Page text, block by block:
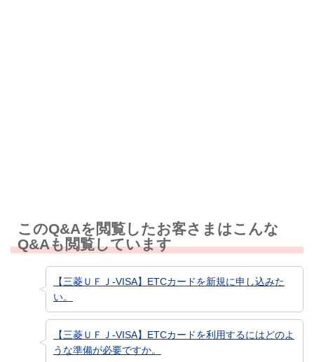
このQ&Aを閲覧したお客さまはこんな
Q&Aも閲覧しています
【三菱ＵＦＪ-VISA】ETCカードを新規に申し込みた
い。
【三菱ＵＦＪ-VISA】ETCカードを利用するにはどのよ
うな準備が必要ですか。